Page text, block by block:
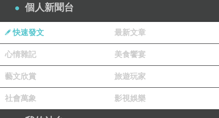
個人新聞台
快速發文 最新文章
心情雜記 美食饗宴
藝文欣賞 旅遊玩家
社會萬象 影視娛樂